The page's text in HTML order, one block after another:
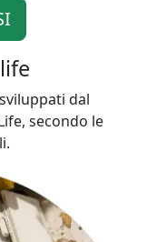
dal
secondo le